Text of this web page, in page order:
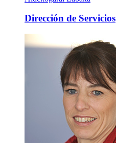
Dirección de Servicios